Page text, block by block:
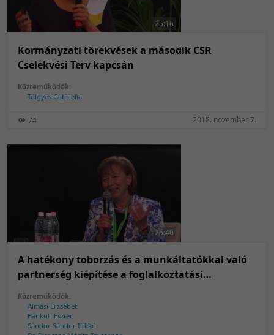
25:16
Kormányzati törekvések a második CSR
Cselekvési Terv kapcsán
Közreműködők:
Tölgyes Gabriella
74 2018. november 7.
25:40
A hatékony toborzás és a munkáltatókkal való
partnerség kiépítése a foglalkoztatási
Közreműködők:
Almási Erzsébet
Bánkuti Eszter
Sándor Sándor Ildikó